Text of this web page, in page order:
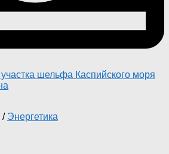
/ Энергетика